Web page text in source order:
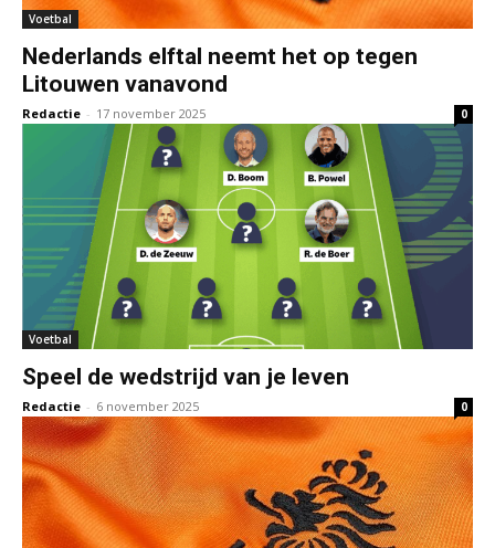
Voetbal
Nederlands elftal neemt het op tegen
Litouwen vanavond
Redactie - 17 november 2025 0
Voetbal
Speel de wedstrijd van je leven
Redactie - 6 november 2025 0